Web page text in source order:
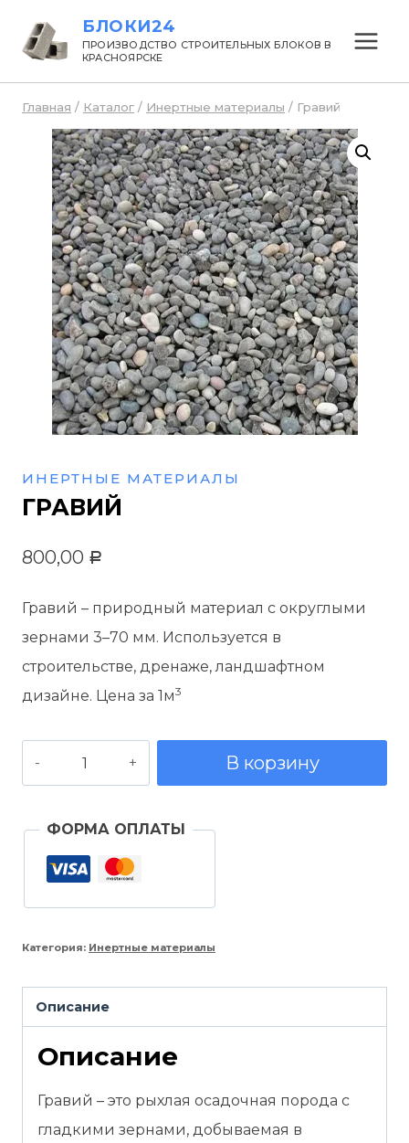
БЛОКИ24
ПРОИЗВОДСТВО СТРОИТЕЛЬНЫХ БЛОКОВ В
КРАСНОЯРСКЕ
Главная / Каталог / Инертные материалы / Гравий
ИНЕРТНЫЕ МАТЕРИАЛЫ
ГРАВИЙ
800,00 Р
Гравий – природный материал с округлыми
зернами 3–70 мм. Используется в
строительстве, дренаже, ландшафтном
дизайне. Цена за 1м3
Количество
товара
В корзину
ФОРМА ОПЛАТЫ
Категория: Инертные материалы
Описание
Описание
Гравий – это рыхлая осадочная порода с
гладкими зернами, добываемая в